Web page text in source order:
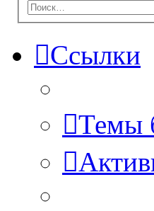
Ссылки
Темы